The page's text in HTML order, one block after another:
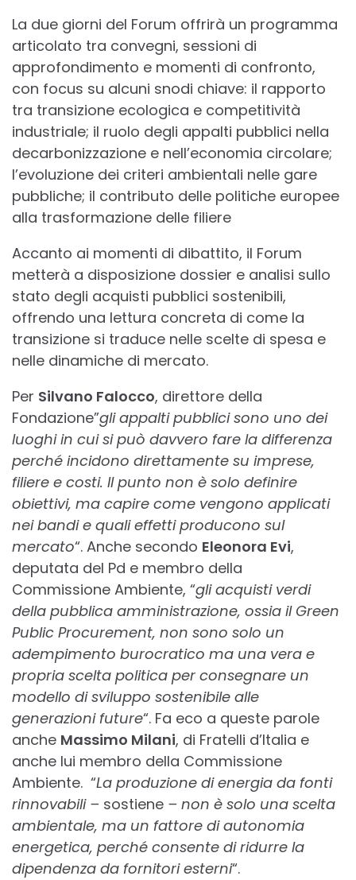
La due giorni del Forum offrirà un programma
articolato tra convegni, sessioni di
approfondimento e momenti di confronto,
con focus su alcuni snodi chiave: il rapporto
tra transizione ecologica e competitività
industriale; il ruolo degli appalti pubblici nella
decarbonizzazione e nell’economia circolare;
l’evoluzione dei criteri ambientali nelle gare
pubbliche; il contributo delle politiche europee
alla trasformazione delle filiere
Accanto ai momenti di dibattito, il Forum
metterà a disposizione dossier e analisi sullo
stato degli acquisti pubblici sostenibili,
offrendo una lettura concreta di come la
transizione si traduce nelle scelte di spesa e
nelle dinamiche di mercato.
Per Silvano Falocco, direttore della
Fondazione”gli appalti pubblici sono uno dei
luoghi in cui si può davvero fare la differenza
perché incidono direttamente su imprese,
filiere e costi. Il punto non è solo definire
obiettivi, ma capire come vengono applicati
nei bandi e quali effetti producono sul
mercato“. Anche secondo Eleonora Evi,
deputata del Pd e membro della
Commissione Ambiente, “gli acquisti verdi
della pubblica amministrazione, ossia il Green
Public Procurement, non sono solo un
adempimento burocratico ma una vera e
propria scelta politica per consegnare un
modello di sviluppo sostenibile alle
generazioni future“. Fa eco a queste parole
anche Massimo Milani, di Fratelli d’Italia e
anche lui membro della Commissione
Ambiente. “La produzione di energia da fonti
rinnovabili – sostiene – non è solo una scelta
ambientale, ma un fattore di autonomia
energetica, perché consente di ridurre la
dipendenza da fornitori esterni“.